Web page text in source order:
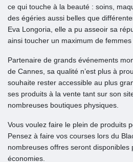
ce qui touche à la beauté : soins,
des égéries aussi belles que
Eva Longoria, elle a pu asseoir sa
ainsi toucher un maximum de femmes
Partenaire de grands événements
de Cannes, sa qualité n’est plus à
souhaite rester accessible au plus
ses produits à la vente tant sur son
nombreuses boutiques physiques.
Vous voulez faire le plein de produits
Pensez à faire vos courses lors du
nombreuses offres seront
économies.